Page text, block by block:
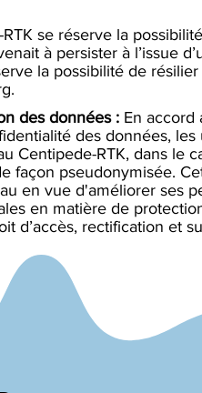
se réserve la
à persister à l’issue
la possibilité de
.
des données : En accord
des données,
Centipede-RTK, dans
façon pseudonymisée.
en vue d'améliorer ses
en matière de
d’accès, rectification et